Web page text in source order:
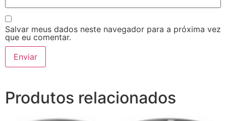
Salvar meus dados neste navegador para a próxima vez
que eu comentar.
Produtos relacionados